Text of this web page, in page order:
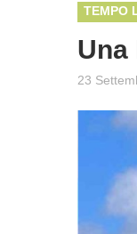
TEMPO
Una
23